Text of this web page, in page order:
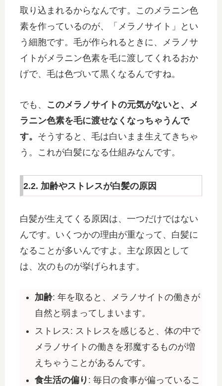
取り込まれるからなんです。このメラニン色
素を作っているのが、「メラノサイト」とい
う細胞です。毛が作られるときに、メラノサ
イトがメラニン色素を毛に渡してくれるおか
げで、毛は色づいて黒くなるんですね。
でも、 このメラノサイトの元気がないと、メ
ラニン色素を毛に渡せなくなっちゃうんで
す。 そうすると、毛は白いまま生えてきちゃ
う。これが白髪になる仕組みなんです。
2.2. 加齢やストレスが白髪の原因
白髪が生えてくる原因は、一つだけではない
んです。いくつかの理由が重なって、白髪に
なることが多いんですよ。主な原因として
は、次のものが挙げられます。
加齢: 年を取ると、メラノサイトの働きが
自然と弱まってしまいます。
ストレス: ストレスを感じると、体の中で
メラノサイトの働きを邪魔するものが増
えちゃうことがあるんです。
食生活の偏り : 毎日の食事が偏っているこ